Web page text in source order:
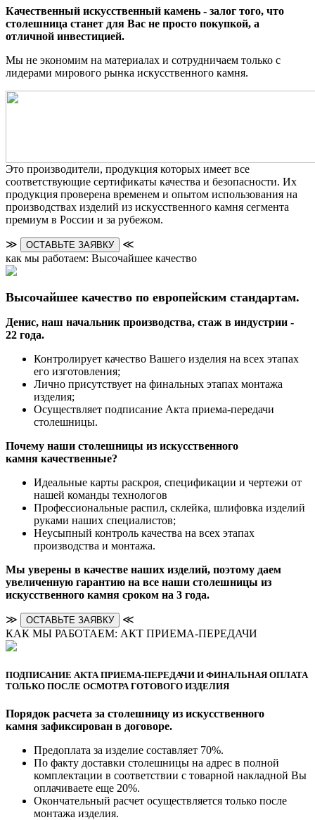
Качественный искусственный камень - залог того, что
столешница станет для Вас не просто покупкой, а
отличной инвестицией.
Мы не экономим на материалах и сотрудничаем только с
лидерами мирового рынка искусственного камня.
Это производители, продукция которых имеет все
соответствующие сертификаты качества и безопасности. Их
продукция проверена временем и опытом использования на
производствах изделий из искусственного камня сегмента
премиум в России и за рубежом.
≫ ОСТАВЬТЕ ЗАЯВКУ
≪
как мы работаем: Высочайшее качество
Высочайшее качество по европейским стандартам.
Денис, наш начальник производства, стаж в индустрии -
22 года.
Контролирует качество Вашего изделия на всех этапах
его изготовления;
Лично присутствует на финальных этапах монтажа
изделия;
Осуществляет подписание Акта приема-передачи
столешницы.
Почему наши столешницы из искусственного
камня качественные?
Идеальные карты раскроя, спецификации и чертежи от
нашей команды технологов
Профессиональные распил, склейка, шлифовка изделий
руками наших специалистов;
Неусыпный контроль качества на всех этапах
производства и монтажа.
Мы уверены в качестве наших изделий, поэтому даем
увеличенную гарантию на все наши столешницы из
искусственного камня сроком на 3 года.
≫ ОСТАВЬТЕ ЗАЯВКУ
≪
КАК МЫ РАБОТАЕМ: АКТ ПРИЕМА-ПЕРЕДАЧИ
ПОДПИСАНИЕ АКТА ПРИЕМА-ПЕРЕДАЧИ И ФИНАЛЬНАЯ ОПЛАТА
ТОЛЬКО ПОСЛЕ ОСМОТРА ГОТОВОГО ИЗДЕЛИЯ
Порядок расчета за столешницу из искусственного
камня зафиксирован в договоре.
Предоплата за изделие составляет 70%.
По факту доставки столешницы на адрес в полной
комплектации в соответствии с товарной накладной Вы
оплачиваете еще 20%.
Окончательный расчет осуществляется только после
монтажа изделия.